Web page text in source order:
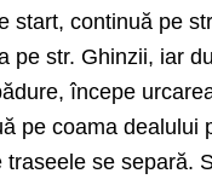
start, continuă pe
pe str. Ghinzii, iar
începe
pe coama
traseele se separă.